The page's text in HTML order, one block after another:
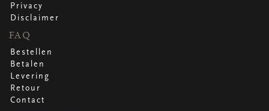
Privacy
Disclaimer
FAQ
Bestellen
Betalen
Levering
Retour
Contact